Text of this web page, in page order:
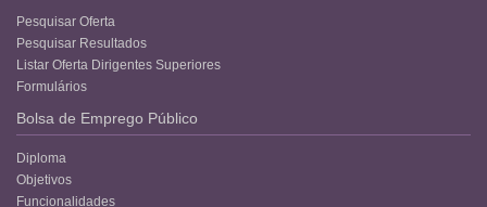
Pesquisar Oferta
Pesquisar Resultados
Listar Oferta Dirigentes Superiores
Formulários
Bolsa de Emprego Público
Diploma
Objetivos
Funcionalidades